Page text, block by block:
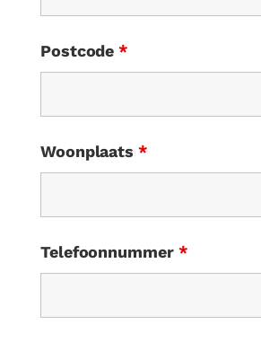
Postcode*
Woonplaats *
Telefoonnummer *